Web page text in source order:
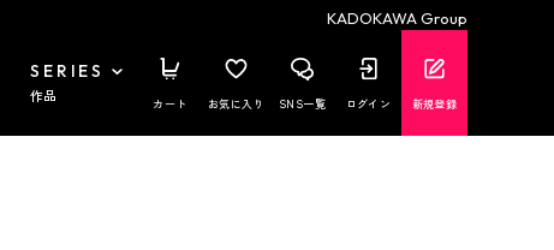
KADOKAWA Group
SERIES
作品 カート お気に入り SNS一覧 ログイン 新規登録